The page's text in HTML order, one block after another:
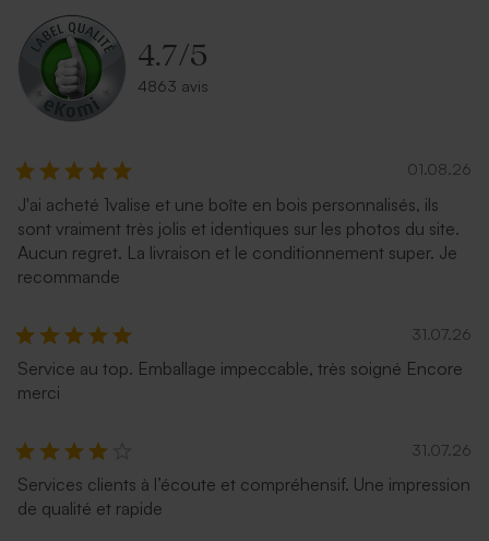
4.7/5
4863 avis
01.08.26
J'ai acheté 1valise et une boîte en bois personnalisés, ils
sont vraiment très jolis et identiques sur les photos du site.
Aucun regret. La livraison et le conditionnement super. Je
recommande
31.07.26
Service au top. Emballage impeccable, très soigné Encore
merci
31.07.26
Services clients à l’écoute et compréhensif. Une impression
de qualité et rapide